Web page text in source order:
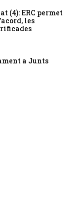
(4): ERC permet
les
a Junts